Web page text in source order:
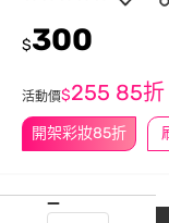
開架彩妝85折
$300
活動價$255 85折